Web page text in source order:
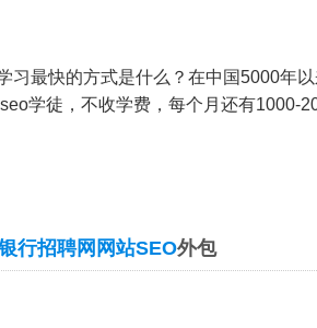
最快的方式是什么？在中国5000年以
学徒，不收学费，每个月还有1000-
行招聘网网站SEO外包